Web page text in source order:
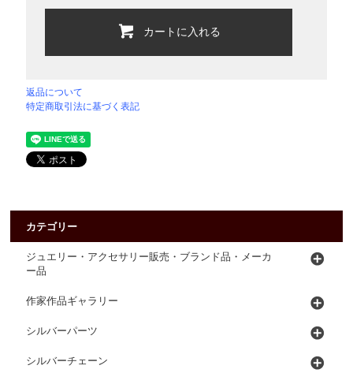
カートに入れる
返品について
特定商取引法に基づく表記
カテゴリー
ジュエリー・アクセサリー販売・ブランド品・メーカ
ー品
作家作品ギャラリー
シルバーパーツ
シルバーチェーン